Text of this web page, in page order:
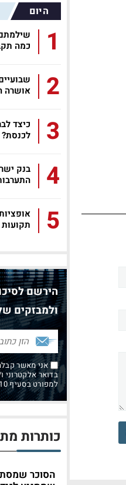
היום
1
כמה
2
אושרה
3
כיצד
לכנסת?
4
בנק
התערבות של
5
הירשם
ולמבזקים
אני מאשר קבלת
בדואר
למפורט בסעיף 10 בתנאי השימוש
כותרות
הסוכר